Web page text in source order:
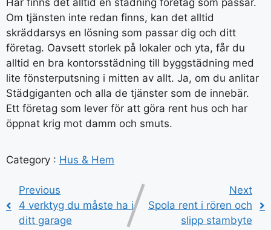
Här finns det alltid en städning företag som passar.
Om tjänsten inte redan finns, kan det alltid
skräddarsys en lösning som passar dig och ditt
företag. Oavsett storlek på lokaler och yta, får du
alltid en bra kontorsstädning till byggstädning med
lite fönsterputsning i mitten av allt. Ja, om du anlitar
Städgiganten och alla de tjänster som de innebär.
Ett företag som lever för att göra rent hus och har
öppnat krig mot damm och smuts.
Category : Hus & Hem
Previous
4 verktyg du måste ha i
ditt garage
Next
Spola rent i rören och
slipp stambyte